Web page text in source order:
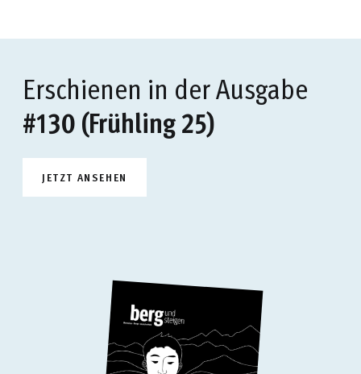
Erschienen in der Ausgabe
#130 (Frühling 25)
JETZT ANSEHEN